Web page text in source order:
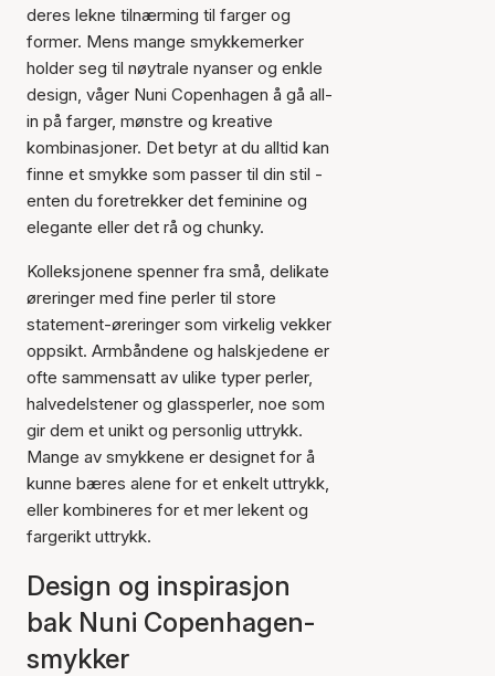
deres lekne tilnærming til farger og
former. Mens mange smykkemerker
holder seg til nøytrale nyanser og enkle
design, våger Nuni Copenhagen å gå all-
in på farger, mønstre og kreative
kombinasjoner. Det betyr at du alltid kan
finne et smykke som passer til din stil -
enten du foretrekker det feminine og
elegante eller det rå og chunky.
Kolleksjonene spenner fra små, delikate
øreringer med fine perler til store
statement-øreringer som virkelig vekker
oppsikt. Armbåndene og halskjedene er
ofte sammensatt av ulike typer perler,
halvedelstener og glassperler, noe som
gir dem et unikt og personlig uttrykk.
Mange av smykkene er designet for å
kunne bæres alene for et enkelt uttrykk,
eller kombineres for et mer lekent og
fargerikt uttrykk.
Design og inspirasjon
bak Nuni Copenhagen-
smykker